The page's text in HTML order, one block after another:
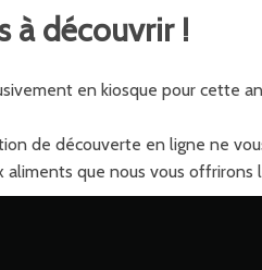
à découvrir !
en kiosque pour cette
de découverte en ligne ne
que nous vous offrirons